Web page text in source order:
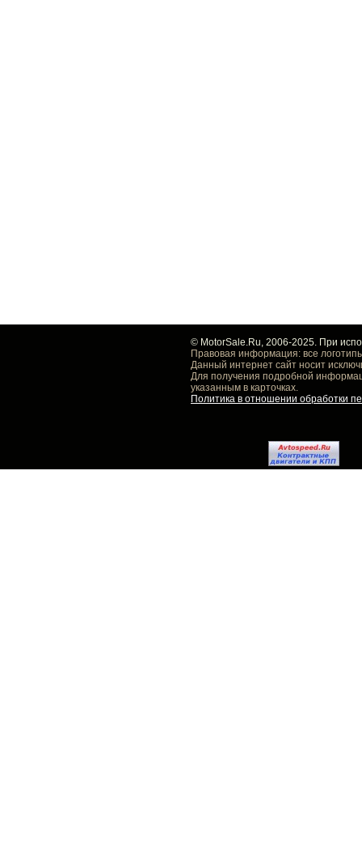
© MotorSale.Ru, 2006-2025. При
Правовая информация: все
Данный интернет сайт носит
Для получения подробной
указанным в карточках.
Политика в отношении обработки